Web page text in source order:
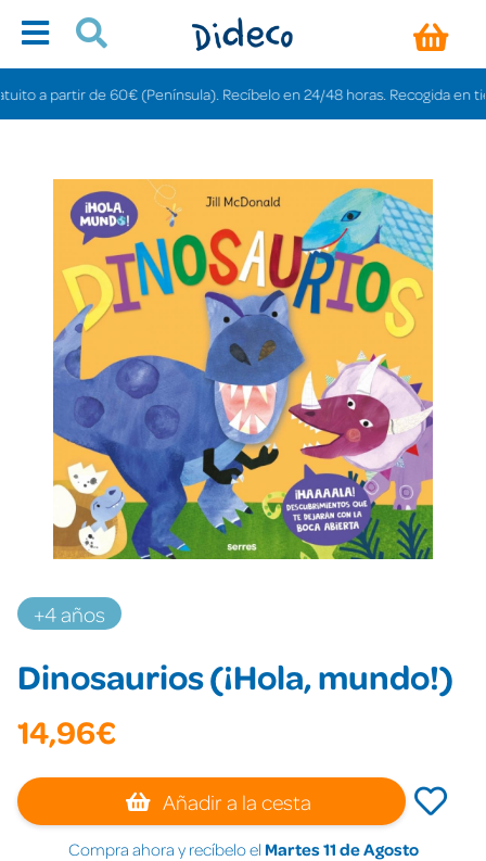
partir de 60€ (Península). Recíbelo en 24/48 horas. Recogida en
+4 años
Dinosaurios (¡Hola, mundo!)
14,96€
Añadir a la cesta
Compra ahora y recíbelo el Martes 11 de Agosto